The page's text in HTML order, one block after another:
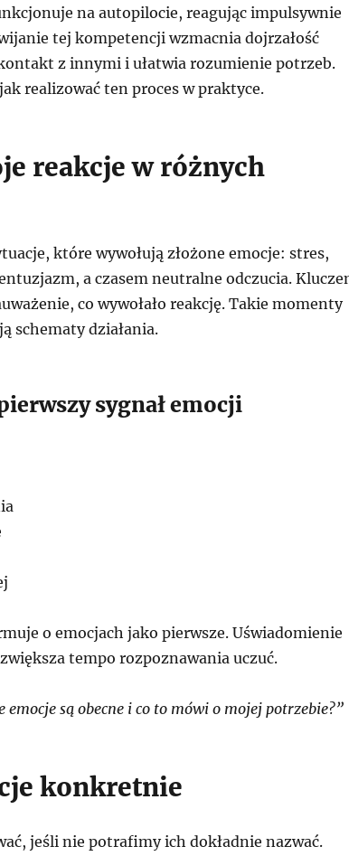
na autopilocie, reagując impulsywnie
tej kompetencji wzmacnia dojrzałość
z innymi i ułatwia rozumienie potrzeb.
realizować ten proces w praktyce.
reakcje w różnych
które wywołują złożone emocje: stres,
a czasem neutralne odczucia.
co wywołało reakcję. Takie momenty
schematy działania.
sygnał emocji
o emocjach jako pierwsze. Uświadomienie
tempo rozpoznawania uczuć.
emocje są obecne i co to mówi o mojej potrzebie?”
konkretnie
jeśli nie potrafimy ich dokładnie nazwać.